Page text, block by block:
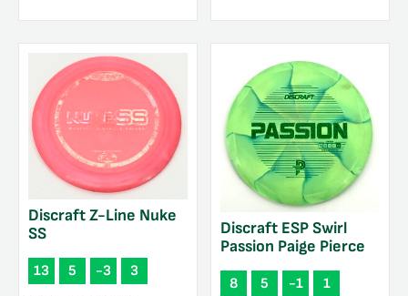
Discraft Z-Line Nuke
SS
13 5 -3 3
Discraft ESP Swirl
Passion Paige Pierce
8 5 -1 1